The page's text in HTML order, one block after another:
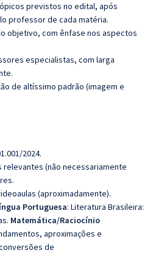
previstos no edital, após
professor de cada matéria.
objetivo, com ênfase nos aspectos
especialistas, com larga
de altíssimo padrão (imagem e
2024.
(não necessariamente
(aproximadamente).
Portuguesa: Literatura Brasileira:
Matemática/Raciocínio
aproximações e
de